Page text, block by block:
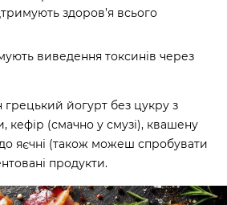
здоров’я всього
виведення токсинів через
грецький йогурт без цукру з
кефір (смачно у смузі), квашену
яєчні (також можеш спробувати
продукти.
пам’яті
ми зупиняємось
00 59